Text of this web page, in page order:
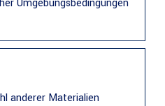
Umgebungsbedingungen
anderer Materialien